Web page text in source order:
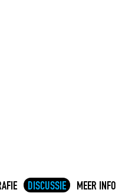
DISCUSSIE MEER INFO